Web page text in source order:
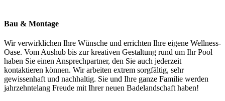
Bau & Montage
Wir verwirklichen Ihre Wünsche und errichten Ihre eigene Wellness-
Oase. Vom Aushub bis zur kreativen Gestaltung rund um Ihr Pool
haben Sie einen Ansprechpartner, den Sie auch jederzeit
kontaktieren können. Wir arbeiten extrem sorgfältig, sehr
gewissenhaft und nachhaltig. Sie und Ihre ganze Familie werden
jahrzehntelang Freude mit Ihrer neuen Badelandschaft haben!